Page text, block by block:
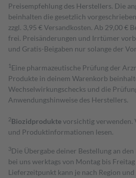
Preisempfehlung des Herstellers. Die
beinhalten die gesetzlich
zzgl. 3,95 € Versandkosten. Ab 29,00 €
frei. Preisänderungen und Irrtümer
und Gratis-Beigaben nur solange der
1 Eine pharmazeutische Prüfung der
Produkte in deinem Warenkorb
Wechselwirkungschecks und die
Anwendungshinweise des Herstellers.
2Biozidproduktevorsichtig verwenden.
und Produktinformationen lesen.
3Die Übergabe deiner Bestellung an
bei uns werktags von Montag bis
Lieferzeitpunkt kann je nach Region